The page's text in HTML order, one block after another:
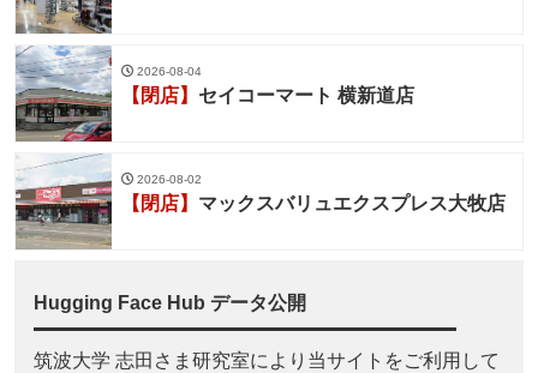
2026-08-04
【閉店】 セイコーマート 横新道店
2026-08-02
【閉店】 マックスバリュエクスプレス大牧店
Hugging Face Hub データ公開
筑波大学 志田さま研究室により当サイトをご利用して